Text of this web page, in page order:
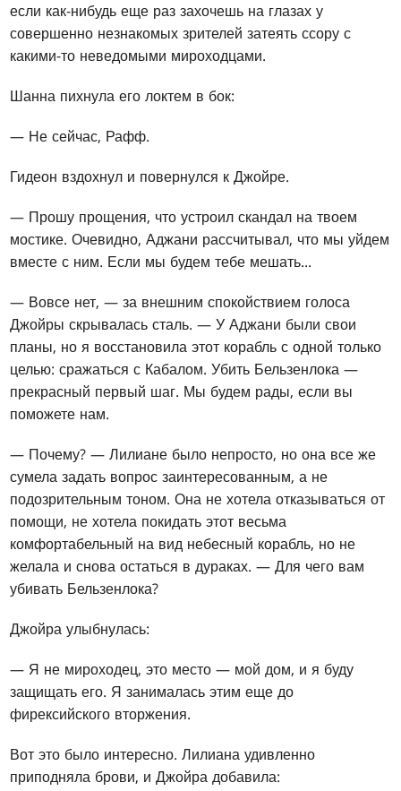
если как-нибудь еще раз захочешь на глазах у
совершенно незнакомых зрителей затеять ссору с
какими-то неведомыми мироходцами.
Шанна пихнула его локтем в бок:
— Не сейчас, Рафф.
Гидеон вздохнул и повернулся к Джойре.
— Прошу прощения, что устроил скандал на твоем
мостике. Очевидно, Аджани рассчитывал, что мы уйдем
вместе с ним. Если мы будем тебе мешать...
— Вовсе нет, — за внешним спокойствием голоса
Джойры скрывалась сталь. — У Аджани были свои
планы, но я восстановила этот корабль с одной только
целью: сражаться с Кабалом. Убить Бельзенлока —
прекрасный первый шаг. Мы будем рады, если вы
поможете нам.
— Почему? — Лилиане было непросто, но она все же
сумела задать вопрос заинтересованным, а не
подозрительным тоном. Она не хотела отказываться от
помощи, не хотела покидать этот весьма
комфортабельный на вид небесный корабль, но не
желала и снова остаться в дураках. — Для чего вам
убивать Бельзенлока?
Джойра улыбнулась:
— Я не мироходец, это место — мой дом, и я буду
защищать его. Я занималась этим еще до
фирексийского вторжения.
Вот это было интересно. Лилиана удивленно
приподняла брови, и Джойра добавила: